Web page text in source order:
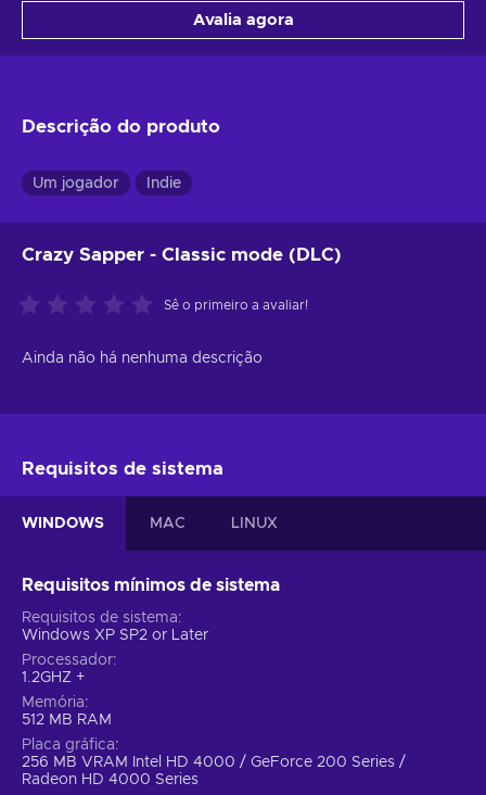
Avalia agora
Descrição do produto
Um jogador Indie
Crazy Sapper - Classic mode (DLC)
Sê o primeiro a avaliar!
Ainda não há nenhuma descrição
Requisitos de sistema
WINDOWS MAC LINUX
Requisitos mínimos de sistema
Requisitos de sistema
Windows XP SP2 or Later
Processador
1.2GHZ +
Memória
512 MB RAM
Placa gráfica
256 MB VRAM Intel HD 4000 / GeForce 200 Series /
Radeon HD 4000 Series